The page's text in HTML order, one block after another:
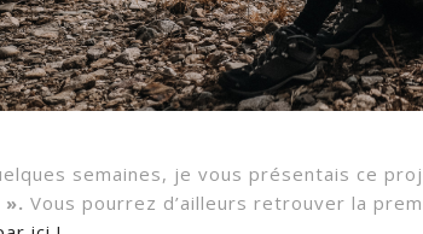
semaines, je vous présentais ce
». Vous pourrez d’ailleurs retrouver la